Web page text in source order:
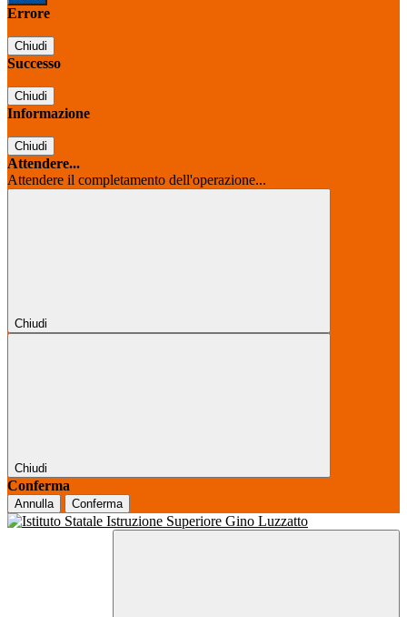
Errore
Chiudi
Successo
Chiudi
Informazione
Chiudi
Attendere...
Attendere il completamento dell'operazione...
Chiudi
Chiudi
Conferma
Annulla Conferma